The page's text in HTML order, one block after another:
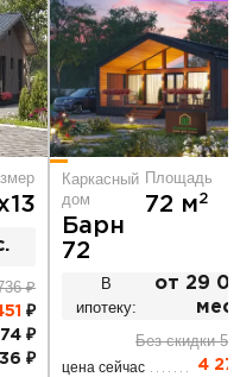
₽
₽
₽
₽
Каркасный
дом
Барн
72
Площадь
72 м2
В
ипотеку:
от 29
мес.
Без скидки 5
цена сейчас 4